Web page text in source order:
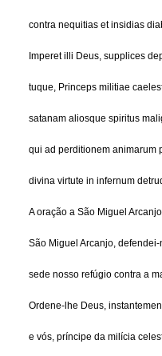
contra nequitias et insidias
Imperet illi Deus, supplices
tuque, Princeps militiae
satanam aliosque spiritus
qui ad perditionem animarum
divina virtute in infernum
A oração a São Miguel
São Miguel Arcanjo,
sede nosso refúgio contra a
Ordene-lhe Deus,
e vós, príncipe da milícia